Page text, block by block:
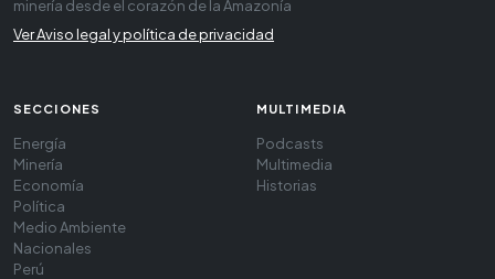
minería desde el corazón de la Amazonía
Ver Aviso legal y política de privacidad
SECCIONES
Energía
Minería
Economía
Política
Medio Ambiente
Nacionales
Perú
MULTIMEDIA
Podcasts
Multimedia
Historias